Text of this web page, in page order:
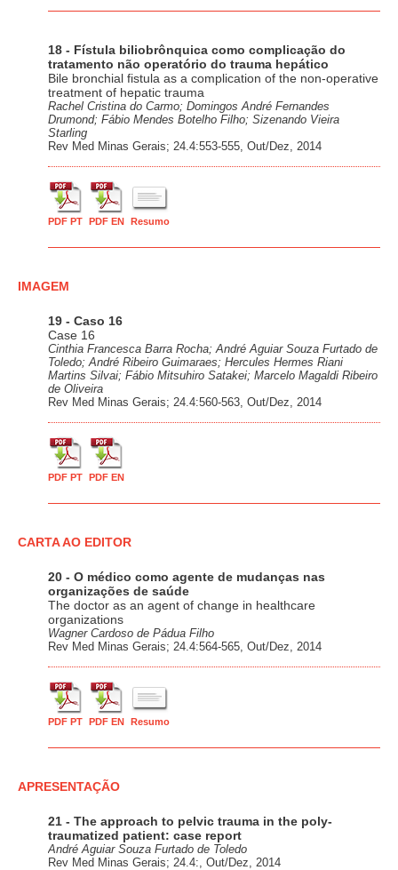
18 - Fístula biliobrônquica como complicação do
tratamento não operatório do trauma hepático
Bile bronchial fistula as a complication of the non-operative
treatment of hepatic trauma
Rachel Cristina do Carmo; Domingos André Fernandes
Drumond; Fábio Mendes Botelho Filho; Sizenando Vieira
Starling
Rev Med Minas Gerais; 24.4:553-555, Out/Dez, 2014
PDF PT PDF EN Resumo
IMAGEM
19 - Caso 16
Case 16
Cinthia Francesca Barra Rocha; André Aguiar Souza Furtado de
Toledo; André Ribeiro Guimaraes; Hercules Hermes Riani
Martins Silvai; Fábio Mitsuhiro Satakei; Marcelo Magaldi Ribeiro
de Oliveira
Rev Med Minas Gerais; 24.4:560-563, Out/Dez, 2014
PDF PT PDF EN
CARTA AO EDITOR
20 - O médico como agente de mudanças nas
organizações de saúde
The doctor as an agent of change in healthcare
organizations
Wagner Cardoso de Pádua Filho
Rev Med Minas Gerais; 24.4:564-565, Out/Dez, 2014
PDF PT PDF EN Resumo
APRESENTAÇÃO
21 - The approach to pelvic trauma in the poly-
traumatized patient: case report
André Aguiar Souza Furtado de Toledo
Rev Med Minas Gerais; 24.4:, Out/Dez, 2014